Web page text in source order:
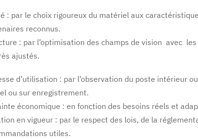
: par le choix rigoureux du matériel aux
reconnus.
: par l’optimisation des champs de vision avec
ajustés.
d’utilisation : par l’observation du poste intérieur
ou sur enregistrement.
économique : en fonction des besoins réels et
en vigueur : par le respect des lois, de la
utiles.